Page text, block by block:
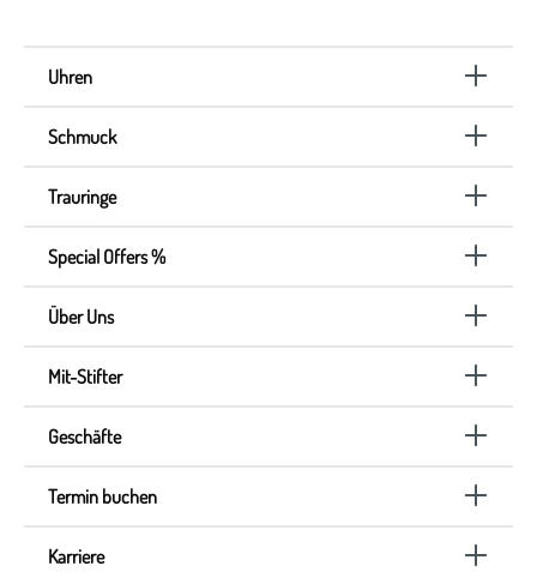
Uhren
Schmuck
Trauringe
Special Offers %
Über Uns
Mit-Stifter
Geschäfte
Termin buchen
Karriere